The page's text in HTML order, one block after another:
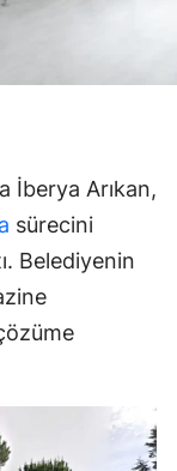
İberya Arıkan,
sürecini
Belediyenin